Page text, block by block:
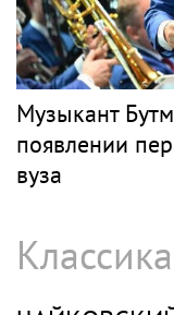
Музыкант
появлении
вуза
Классика